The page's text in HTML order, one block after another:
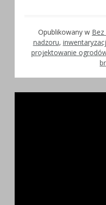
Opublikowany w
nadzoru,
projektowanie